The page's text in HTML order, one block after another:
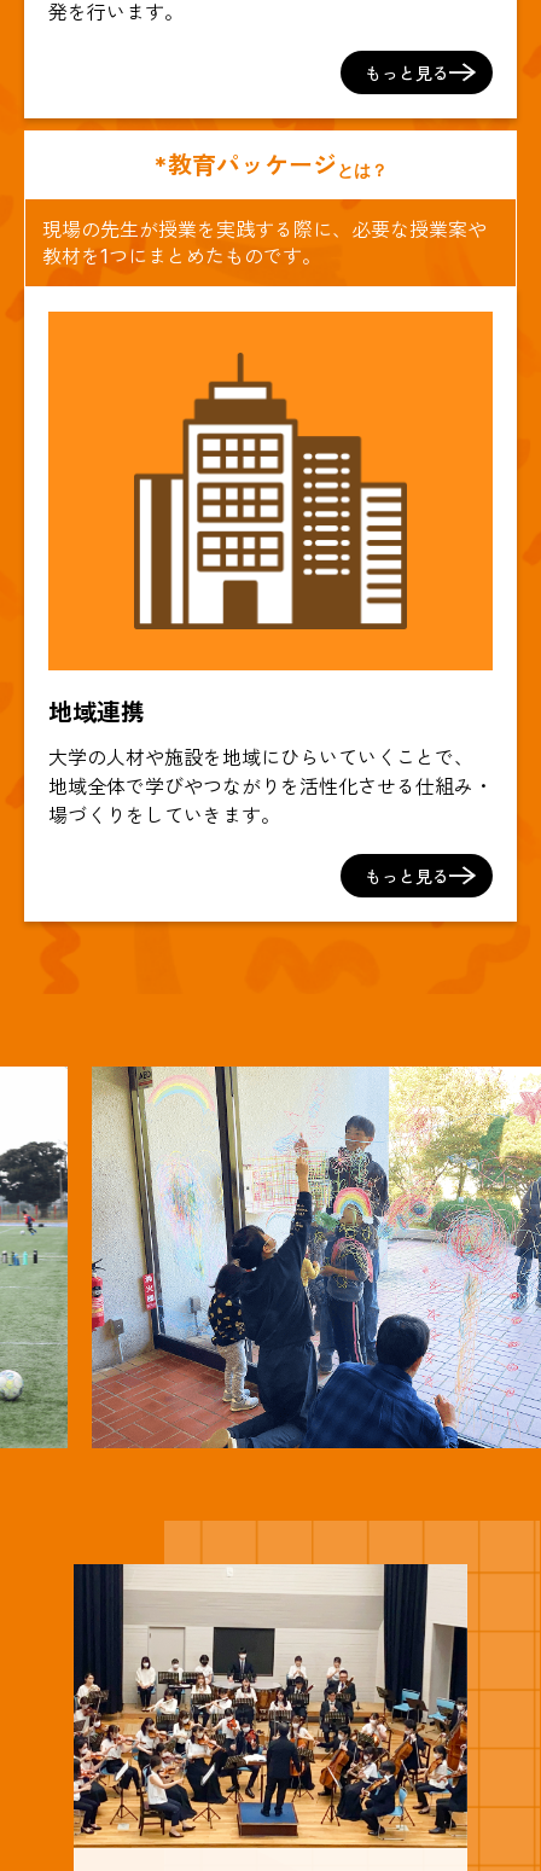
発を行います。
もっと見る
*教育パッケージとは？
現場の先生が授業を実践する際に、必要な授業案や
教材を1つにまとめたものです。
地域連携
大学の人材や施設を地域にひらいていくことで、
地域全体で学びやつながりを活性化させる仕組み・
場づくりをしていきます。
もっと見る